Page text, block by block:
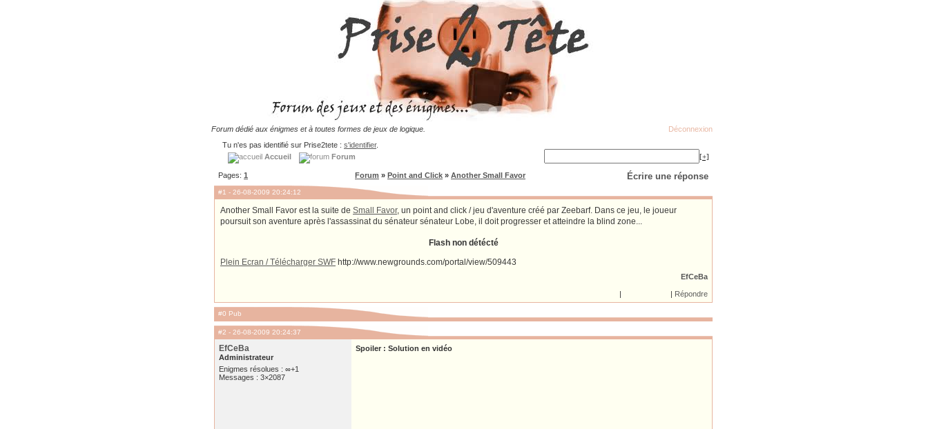
Forum dédié aux énigmes et à toutes formes de jeux de logique.
Déconnexion
Tu n'es pas identifié sur Prise2tete : s'identifier.
Accueil
Forum [+]
Pages: 1 Écrire une réponse
Forum » Point and Click » Another Small Favor
#1 - 26-08-2009 20:24:12
Another Small Favor est la suite de Small Favor, un point and click / jeu d'aventure créé par Zeebarf. Dans ce jeu, le joueur
poursuit son aventure après l'assassinat du sénateur sénateur Lobe, il doit progresser et atteindre la blind zone...
Flash non détécté
Plein Ecran / Télécharger SWF http://www.newgrounds.com/portal/view/509443
EfCeBa
| | Répondre
#0 Pub
#2 - 26-08-2009 20:24:37
EfCeBa
Administrateur
Enigmes résolues : ∞+1
Messages : 3×2087
Spoiler : Solution en vidéo